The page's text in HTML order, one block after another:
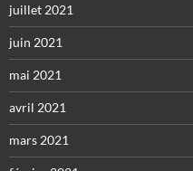
juillet 2021
juin 2021
mai 2021
avril 2021
mars 2021